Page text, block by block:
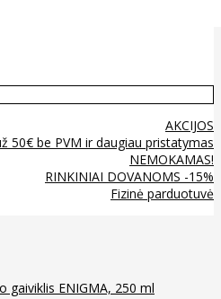
AKCIJOS
50€ be PVM ir daugiau pristatymas
NEMOKAMAS!
RINKINIAI DOVANOMS -15%
Fizinė parduotuvė
gaiviklis ENIGMA, 250 ml